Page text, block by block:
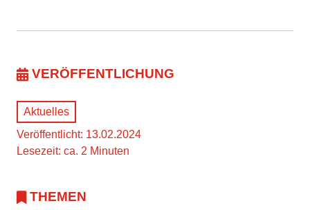
VERÖFFENTLICHUNG
Aktuelles
Veröffentlicht: 13.02.2024
Lesezeit: ca. 2 Minuten
THEMEN